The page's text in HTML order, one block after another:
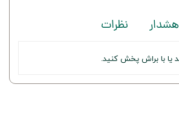
هشدار نظرات
یا با براش پخش کنید.